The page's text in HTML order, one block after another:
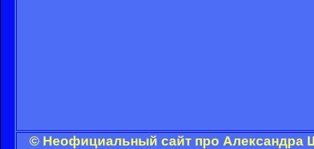
© Неофициальный сайт про Александра